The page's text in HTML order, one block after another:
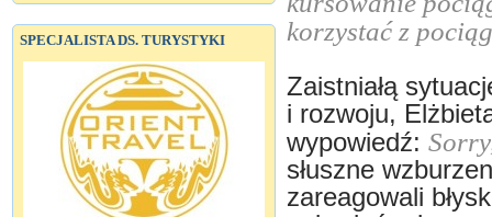
SPECJALISTA DS. TURYSTYKI
korzystać z
Zaistniałą
i rozwoju,
wypowiedź:
słuszne
zareagowali